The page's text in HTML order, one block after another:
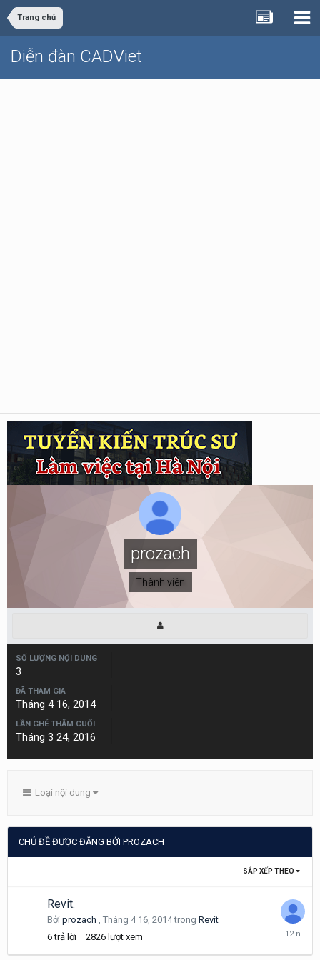
Trang chủ
Diễn đàn CADViet
prozach
Thành viên
SỐ LƯỢNG NỘI DUNG
3
ĐÃ THAM GIA
Tháng 4 16, 2014
LẦN GHÉ THĂM CUỐI
Tháng 3 24, 2016
Loại nội dung
CHỦ ĐỀ ĐƯỢC ĐĂNG BỞI PROZACH
SẮP XẾP THEO
Revit.
Bởi prozach , Tháng 4 16, 2014trong Revit
6 trả lời 2826 lượt xem
Tháng
16,